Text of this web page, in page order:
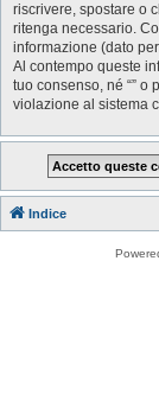
riscrivere, spostare o
ritenga necessario.
informazione (dato
Al contempo queste
tuo consenso, né “”
violazione al sistema
Indice